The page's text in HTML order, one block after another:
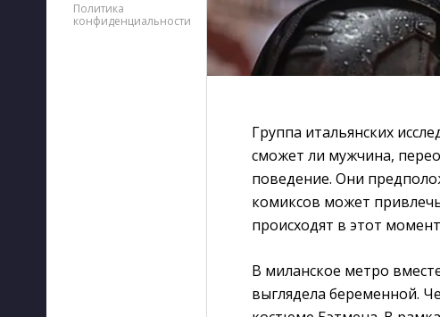
Политика
конфиденциальности
Группа итальянских
сможет ли мужчина,
поведение. Они
комиксов может
происходят в этот
В миланское метро
выглядела беременной.